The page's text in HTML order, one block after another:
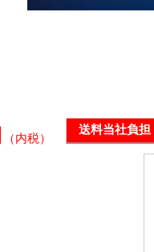
（内税）
送料当社負担